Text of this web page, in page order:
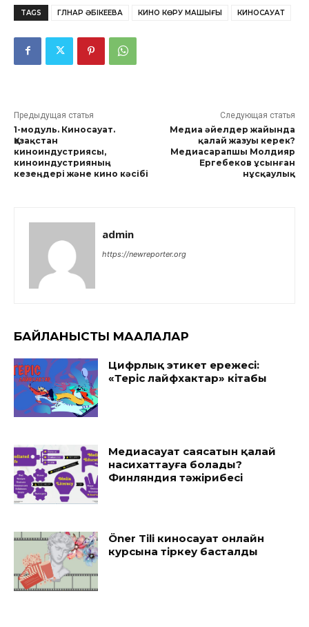
TAGS ГҮЛНАР ӘБІКЕЕВА КИНО КӨРУ МАШЫҒЫ КИНОСАУАТ
Предыдущая статья
1-модуль. Киносауат.
Қазақстан
киноиндустриясы,
киноиндустрияның
кезеңдері және кино кәсібі
Следующая статья
Медиа әйелдер жайында
қалай жазуы керек?
Медиасарапшы Молдияр
Ергебеков ұсынған
нұсқаулық
admin
https://newreporter.org
БАЙЛАНЫСТЫ МАҚАЛАЛАР
Цифрлық этикет ережесі:
«Теріс лайфхактар» кітабы
Медиасауат саясатын қалай
насихаттауға болады?
Финляндия тәжірибесі
Öner Tili киносауат онлайн
курсына тіркеу басталды